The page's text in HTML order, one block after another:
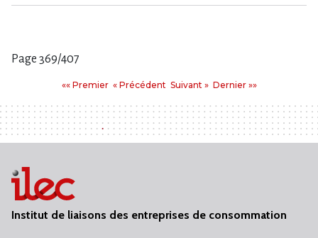
Mot(s)-
Page 369/407
«« PremierPremier
« PrécédentPrécédent
Suivant
Suivant » Dernier
Dernier »»
Institut de liaisons des entreprises de consommation